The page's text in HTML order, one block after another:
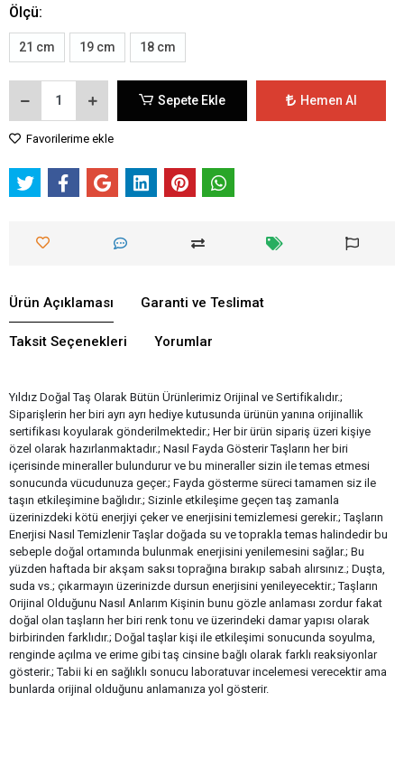
Ölçü:
21 cm 19 cm 18 cm
Sepete Ekle Hemen Al
Favorilerime ekle
Ürün Açıklaması Garanti ve Teslimat
Taksit Seçenekleri Yorumlar
Yıldız Doğal Taş Olarak Bütün Ürünlerimiz Orijinal ve Sertifikalıdır.;
Siparişlerin her biri ayrı ayrı hediye kutusunda ürünün yanına orijinallik
sertifikası koyularak gönderilmektedir.; Her bir ürün sipariş üzeri kişiye
özel olarak hazırlanmaktadır.; Nasıl Fayda Gösterir Taşların her biri
içerisinde mineraller bulundurur ve bu mineraller sizin ile temas etmesi
sonucunda vücudunuza geçer.; Fayda gösterme süreci tamamen siz ile
taşın etkileşimine bağlıdır.; Sizinle etkileşime geçen taş zamanla
üzerinizdeki kötü enerjiyi çeker ve enerjisini temizlemesi gerekir.; Taşların
Enerjisi Nasıl Temizlenir Taşlar doğada su ve toprakla temas halindedir bu
sebeple doğal ortamında bulunmak enerjisini yenilemesini sağlar.; Bu
yüzden haftada bir akşam saksı toprağına bırakıp sabah alırsınız.; Duşta,
suda vs.; çıkarmayın üzerinizde dursun enerjisini yenileyecektir.; Taşların
Orijinal Olduğunu Nasıl Anlarım Kişinin bunu gözle anlaması zordur fakat
doğal olan taşların her biri renk tonu ve üzerindeki damar yapısı olarak
birbirinden farklıdır.; Doğal taşlar kişi ile etkileşimi sonucunda soyulma,
renginde açılma ve erime gibi taş cinsine bağlı olarak farklı reaksiyonlar
gösterir.; Tabii ki en sağlıklı sonucu laboratuvar incelemesi verecektir ama
bunlarda orijinal olduğunu anlamanıza yol gösterir.